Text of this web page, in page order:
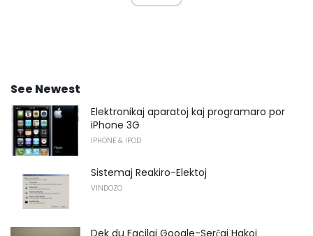
See Newest
Elektronikaj aparatoj kaj programaro por
iPhone 3G
IPHONE & IPOD
Sistemaj Reakiro-Elektoj
VINDOZO
Dek du Facilaj Google-Serĉaj Hakoj